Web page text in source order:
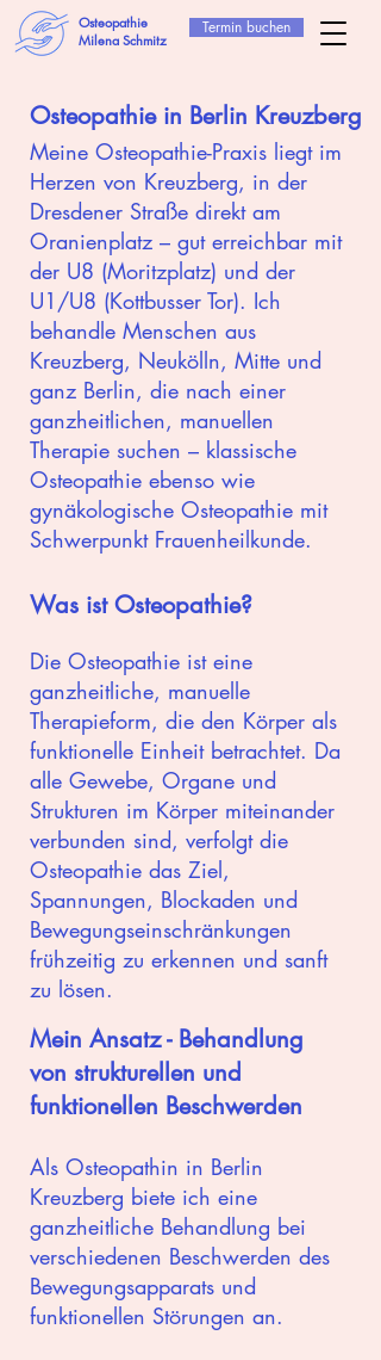
Osteopathie
Milena Schmitz
Termin buchen
Osteopathie in Berlin Kreuzberg
Meine Osteopathie-Praxis liegt im
Herzen von Kreuzberg, in der
Dresdener Straße direkt am
Oranienplatz – gut erreichbar mit
der U8 (Moritzplatz) und der
U1/U8 (Kottbusser Tor). Ich
behandle Menschen aus
Kreuzberg, Neukölln, Mitte und
ganz Berlin, die nach einer
ganzheitlichen, manuellen
Therapie suchen – klassische
Osteopathie ebenso wie
gynäkologische Osteopathie mit
Schwerpunkt Frauenheilkunde.
Was ist Osteopathie?
Die Osteopathie ist eine
ganzheitliche, manuelle
Therapieform, die den Körper als
funktionelle Einheit betrachtet. Da
alle Gewebe, Organe und
Strukturen im Körper miteinander
verbunden sind, verfolgt die
Osteopathie das Ziel,
Spannungen, Blockaden und
Bewegungseinschränkungen
frühzeitig zu erkennen und sanft
zu lösen.
Mein Ansatz - Behandlung
von strukturellen und
funktionellen Beschwerden
Als Osteopathin in Berlin
Kreuzberg biete ich eine
ganzheitliche Behandlung bei
verschiedenen Beschwerden des
Bewegungsapparats und
funktionellen Störungen an.